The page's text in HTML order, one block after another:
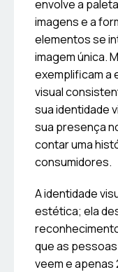
envolve a
imagens e a
elementos se
imagem única.
exemplificam a
visual
sua identidade
sua presença
contar uma
consumidores.
A identidade
estética; ela
que as
veem e apenas